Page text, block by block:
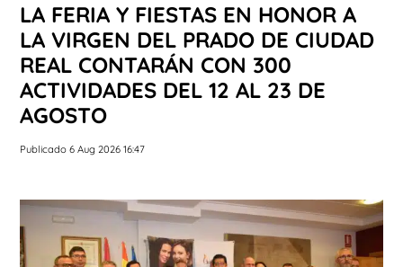
LA FERIA Y FIESTAS EN HONOR A
LA VIRGEN DEL PRADO DE CIUDAD
REAL CONTARÁN CON 300
ACTIVIDADES DEL 12 AL 23 DE
AGOSTO
Publicado 6 Aug 2026 16:47